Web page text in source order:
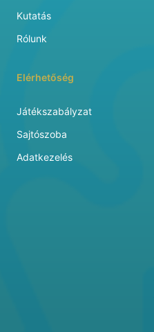
Kutatás
Rólunk
Elérhetőség
Játékszabályzat
Sajtószoba
Adatkezelés